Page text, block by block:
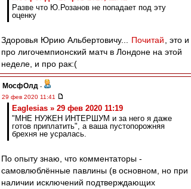
Разве что Ю.Розанов не попадает под эту
оценку
Здоровья Юрию Альбертовичу... Почитай
, это и
про лигочемпионский матч в Лондоне на этой
неделе, и про рак:(
МосфОлд -
29 фев 2020 11:41
Eaglesias » 29 фев 2020 11:19
"МНЕ НУЖЕН ИНТЕРШУМ и за него я даже
готов приплатить", а ваша пустопорожняя
брехня не усралась.
По опыту знаю, что комментаторы -
самовлюблённые павлины (в основном, но при
наличии исключений подтверждающих